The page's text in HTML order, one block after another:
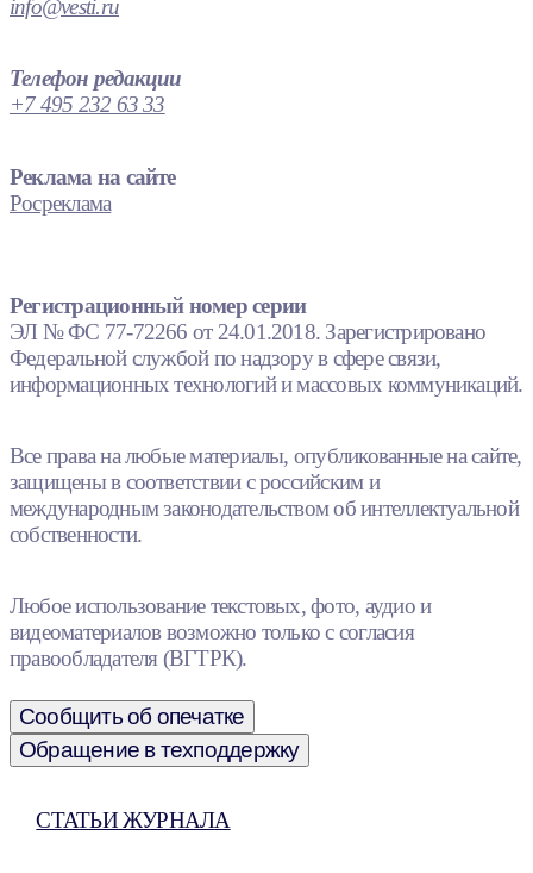
info@vesti.ru
Телефон редакции
+7 495 232 63 33
Реклама на сайте
Росреклама
Регистрационный номер серии
ЭЛ № ФС 77-72266 от 24.01.2018. Зарегистрировано
Федеральной службой по надзору в сфере связи,
информационных технологий и массовых коммуникаций.
Все права на любые материалы, опубликованные на сайте,
защищены в соответствии с российским и
международным законодательством об интеллектуальной
собственности.
Любое использование текстовых, фото, аудио и
видеоматериалов возможно только с согласия
правообладателя (ВГТРК).
Сообщить об опечатке
Обращение в техподдержку
СТАТЬИ ЖУРНАЛА